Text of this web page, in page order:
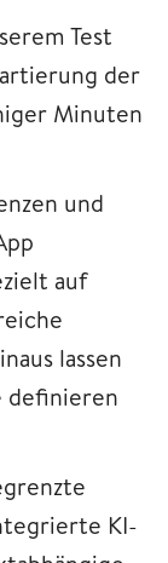
Test
der
Minuten
und
auf
lassen
definieren
KI-